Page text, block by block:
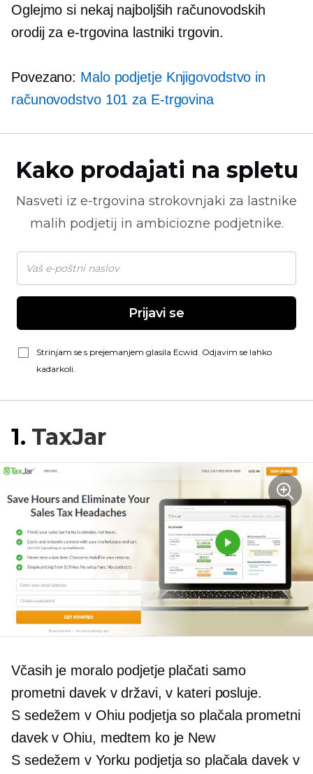
Oglejmo si nekaj najboljših računovodskih
orodij zae-trgovina lastniki trgovin.
Povezano: Malo podjetje Knjigovodstvo in
računovodstvo 101 za E-trgovina
Kako prodajati na spletu
Nasveti iz e-trgovina strokovnjaki za lastnike
malih podjetij in ambiciozne podjetnike.
Prijavi se
Strinjam se s prejemanjem glasila Ecwid. Odjavim se lahko
kadarkoli.
1. TaxJar
Včasih je moralo podjetje plačati samo
prometni davek v državi, v kateri posluje.
S sedežem v Ohiu podjetja so plačala prometni
davek v Ohiu, medtem ko je New
S sedežem v Yorku podjetja so plačala davek v